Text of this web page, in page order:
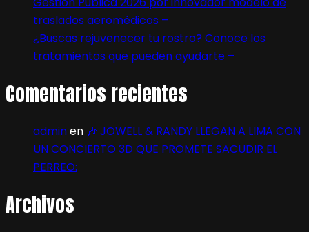
traslados aeromédicos –
¿Buscas rejuvenecer tu rostro? Conoce los
tratamientos que pueden ayudarte –
Comentarios recientes
adminen 🎶 JOWELL & RANDY LLEGAN A LIMA CON
UN CONCIERTO 3D QUE PROMETE SACUDIR EL
PERREO:
Archivos